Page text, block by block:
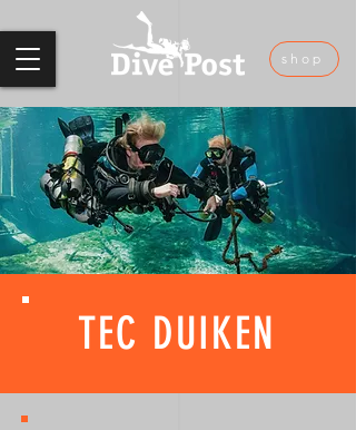
shop
TEC DUIKEN